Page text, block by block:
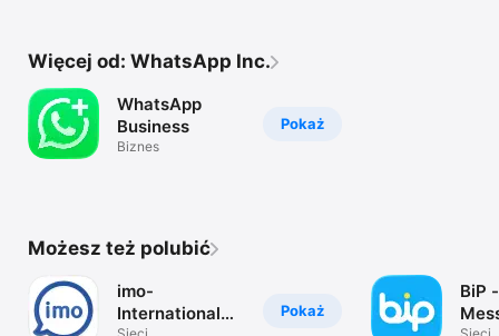
Więcej od: WhatsApp Inc.
Pokaż
WhatsApp
Business
Biznes
Możesz też polubić
Pokaż
imo-
International
BiP -